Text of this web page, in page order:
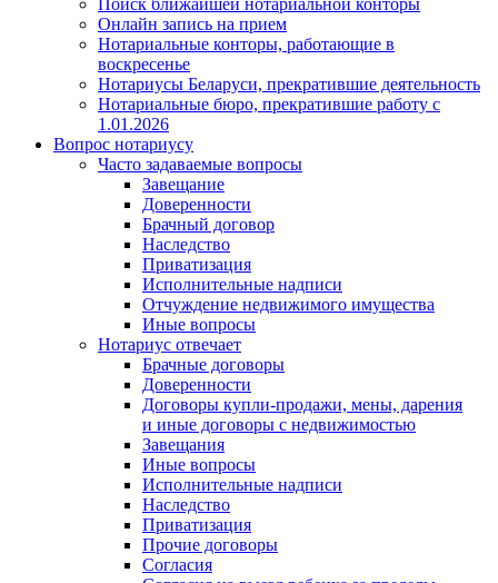
Онлайн запись на прием
Нотариальные конторы, работающие в
воскресенье
Нотариусы Беларуси, прекратившие деятельность
Нотариальные бюро, прекратившие работу с
1.01.2026
Вопрос нотариусу
Часто задаваемые вопросы
Завещание
Доверенности
Брачный договор
Наследство
Приватизация
Исполнительные надписи
Отчуждение недвижимого имущества
Иные вопросы
Нотариус отвечает
Брачные договоры
Доверенности
Договоры купли-продажи, мены, дарения
и иные договоры с недвижимостью
Завещания
Иные вопросы
Исполнительные надписи
Наследство
Приватизация
Прочие договоры
Согласия